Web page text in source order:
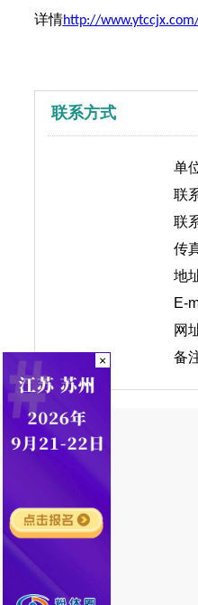
详情http://
联系方式
单
联
联
传
地
E-
网
备
×